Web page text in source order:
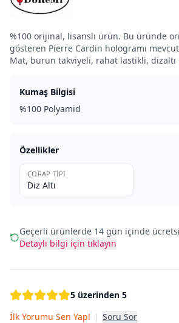
%100 orijinal, lisanslı ürün. Bu üründe
gösteren Pierre Cardin hologramı
Mat, burun takviyeli, rahat lastikli, dizaltı
Kumaş Bilgisi
%100 Polyamid
Özellikler
ÇORAP TIPI
Diz Altı
Geçerli ürünlerde 14 gün içinde
Detaylı bilgi için tıklayın
5 üzerinden 5
İlk Yorumu Sen Yap! | Soru Sor